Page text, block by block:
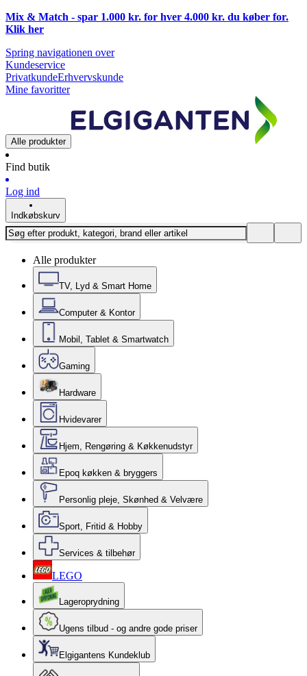
Mix & Match - spar 1.000 kr. for hver 4.000 kr. du køber for.
Klik her
Spring navigationen over
Kundeservice
PrivatkundeErhvervskunde
Mine favoritter
Alle produkter
Find butik
Log ind
Indkøbskurv
Alle produkter
TV, Lyd & Smart Home
Computer & Kontor
Mobil, Tablet & Smartwatch
Gaming
Hardware
Hvidevarer
Hjem, Rengøring & Køkkenudstyr
Epoq køkken & bryggers
Personlig pleje, Skønhed & Velvære
Sport, Fritid & Hobby
Services & tilbehør
LEGO
Lageroprydning
Ugens tilbud - og andre gode priser
Elgigantens Kundeklub